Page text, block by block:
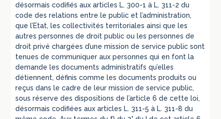
désormais codifiés aux articles L. 300-1 à L. 311-2 du
code des relations entre le public et l’administration,
que l’Etat, les collectivités territoriales ainsi que les
autres personnes de droit public ou les personnes de
droit privé chargées d’une mission de service public sont
tenues de communiquer aux personnes qui en font la
demande les documents administratifs qu’elles
détiennent, définis comme les documents produits ou
reçus dans le cadre de leur mission de service public,
sous réserve des dispositions de l’article 6 de cette loi,
désormais codifiées aux articles L. 311-5 à L. 311-8 du